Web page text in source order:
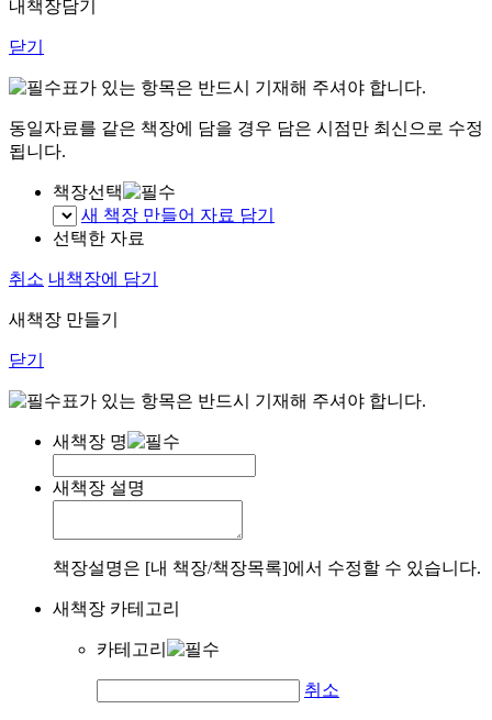
내책장담기
닫기
표가 있는 항목은 반드시 기재해 주셔야 합니다.
동일자료를 같은 책장에 담을 경우 담은 시점만 최신으로 수정
됩니다.
책장선택
새 책장 만들어 자료 담기
선택한 자료
취소 내책장에 담기
새책장 만들기
닫기
표가 있는 항목은 반드시 기재해 주셔야 합니다.
새책장 명
새책장 설명
책장설명은 [내 책장/책장목록]에서 수정할 수 있습니다.
새책장 카테고리
카테고리
취소